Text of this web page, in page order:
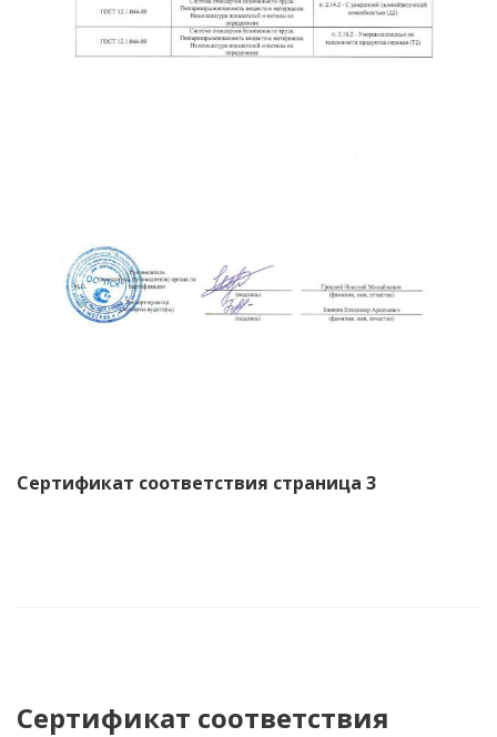
Сертификат соответствия страница 3
Сертификат соответствия